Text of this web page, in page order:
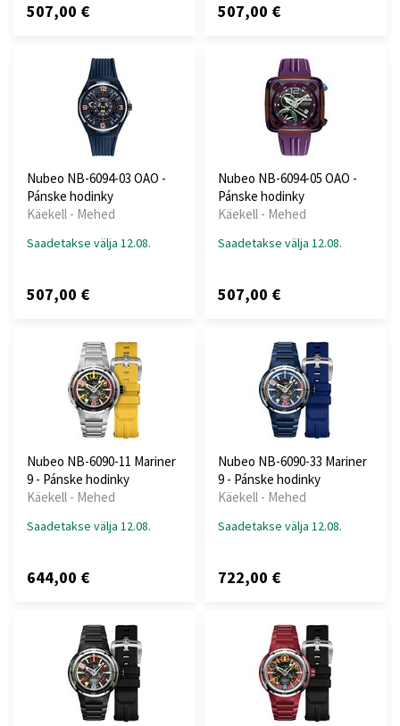
507,00 € 507,00 €
Nubeo NB-6094-03 OAO -
Pánske hodinky
Käekell - Mehed
Saadetakse välja 12.08.
507,00 €
Nubeo NB-6094-05 OAO -
Pánske hodinky
Käekell - Mehed
Saadetakse välja 12.08.
507,00 €
Nubeo NB-6090-11 Mariner
9 - Pánske hodinky
Käekell - Mehed
Saadetakse välja 12.08.
644,00 €
Nubeo NB-6090-33 Mariner
9 - Pánske hodinky
Käekell - Mehed
Saadetakse välja 12.08.
722,00 €